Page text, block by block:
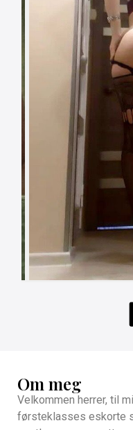
Om meg
Velkommen herrer, til
førsteklasses eskorte